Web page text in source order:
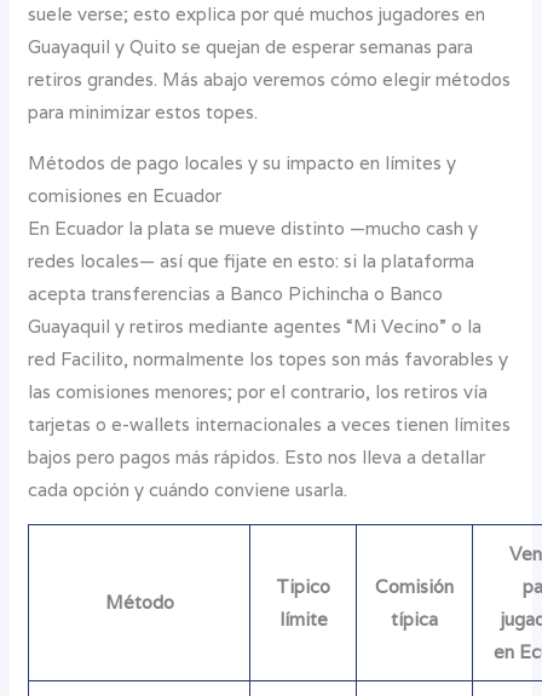
suele verse; esto explica por qué muchos jugadores en
Guayaquil y Quito se quejan de esperar semanas para
retiros grandes. Más abajo veremos cómo elegir métodos
para minimizar estos topes.
Métodos de pago locales y su impacto en límites y
comisiones en Ecuador
En Ecuador la plata se mueve distinto —mucho cash y
redes locales— así que fijate en esto: si la plataforma
acepta transferencias a Banco Pichincha o Banco
Guayaquil y retiros mediante agentes “Mi Vecino” o la
red Facilito, normalmente los topes son más favorables y
las comisiones menores; por el contrario, los retiros vía
tarjetas o e-wallets internacionales a veces tienen límites
bajos pero pagos más rápidos. Esto nos lleva a detallar
cada opción y cuándo conviene usarla.
Método
Tipico
límite
Comisión
típica
en